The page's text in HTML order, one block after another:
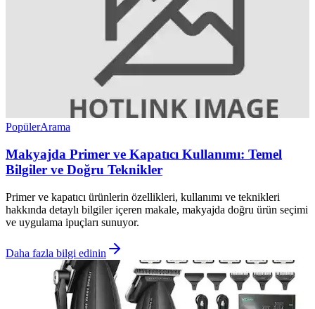
PopülerArama
Makyajda Primer ve Kapatıcı Kullanımı: Temel
Bilgiler ve Doğru Teknikler
Primer ve kapatıcı ürünlerin özellikleri, kullanımı ve teknikleri
hakkında detaylı bilgiler içeren makale, makyajda doğru ürün seçimi
ve uygulama ipuçları sunuyor.
Daha fazla bilgi edinin